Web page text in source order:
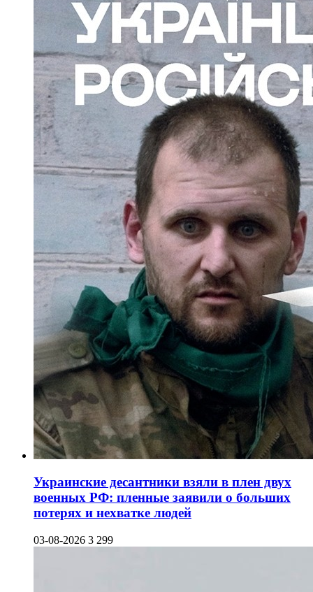
Украинские десантники взяли в плен двух
военных РФ: пленные заявили о больших
потерях и нехватке людей
03-08-2026 3 299